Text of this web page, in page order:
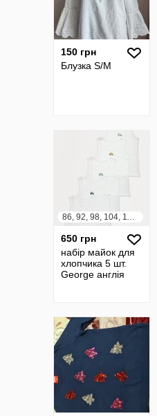
150 грн
Блузка S/M
86, 92, 98, 104, 110, 116, 122, 128
650 грн
набір майок для
хлопчика 5 шт.
George англія